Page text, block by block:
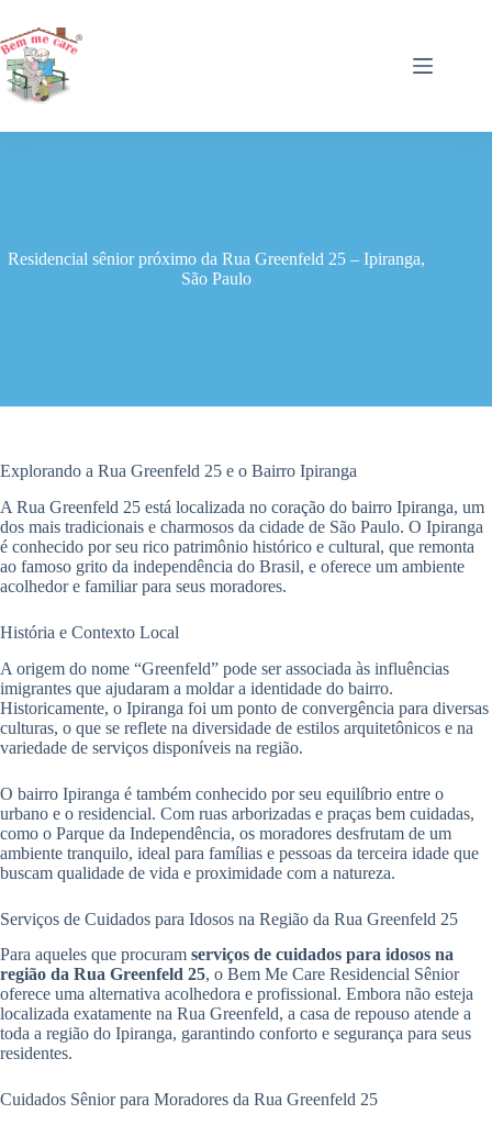
para
o
conteúdo
Residencial sênior próximo da Rua Greenfeld 25 – Ipiranga,
São Paulo
Explorando a Rua Greenfeld 25 e o Bairro Ipiranga
A Rua Greenfeld 25 está localizada no coração do bairro Ipiranga, um
dos mais tradicionais e charmosos da cidade de São Paulo. O Ipiranga
é conhecido por seu rico patrimônio histórico e cultural, que remonta
ao famoso grito da independência do Brasil, e oferece um ambiente
acolhedor e familiar para seus moradores.
História e Contexto Local
A origem do nome “Greenfeld” pode ser associada às influências
imigrantes que ajudaram a moldar a identidade do bairro.
Historicamente, o Ipiranga foi um ponto de convergência para diversas
culturas, o que se reflete na diversidade de estilos arquitetônicos e na
variedade de serviços disponíveis na região.
O bairro Ipiranga é também conhecido por seu equilíbrio entre o
urbano e o residencial. Com ruas arborizadas e praças bem cuidadas,
como o Parque da Independência, os moradores desfrutam de um
ambiente tranquilo, ideal para famílias e pessoas da terceira idade que
buscam qualidade de vida e proximidade com a natureza.
Serviços de Cuidados para Idosos na Região da Rua Greenfeld 25
Para aqueles que procuram serviços de cuidados para idosos na
região da Rua Greenfeld 25, o Bem Me Care Residencial Sênior
oferece uma alternativa acolhedora e profissional. Embora não esteja
localizada exatamente na Rua Greenfeld, a casa de repouso atende a
toda a região do Ipiranga, garantindo conforto e segurança para seus
residentes.
Cuidados Sênior para Moradores da Rua Greenfeld 25